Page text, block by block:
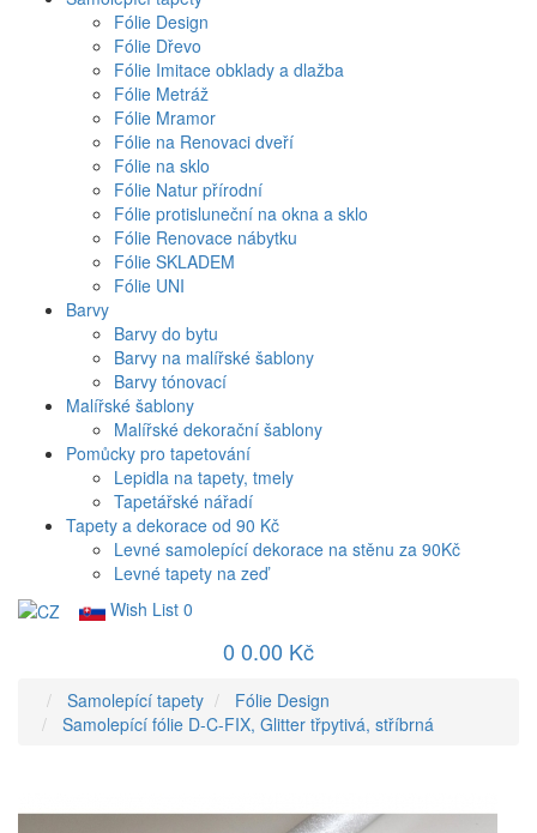
Fólie Design
Fólie Dřevo
Fólie Imitace obklady a dlažba
Fólie Metráž
Fólie Mramor
Fólie na Renovaci dveří
Fólie na sklo
Fólie Natur přírodní
Fólie protisluneční na okna a sklo
Fólie Renovace nábytku
Fólie SKLADEM
Fólie UNI
Barvy
Barvy do bytu
Barvy na malířské šablony
Barvy tónovací
Malířské šablony
Malířské dekorační šablony
Pomůcky pro tapetování
Lepidla na tapety, tmely
Tapetářské nářadí
Tapety a dekorace od 90 Kč
Levné samolepící dekorace na stěnu za 90Kč
Levné tapety na zeď
Wish List 0
0 0.00 Kč
Samolepící tapety
Fólie Design
Samolepící fólie D-C-FIX, Glitter třpytivá, stříbrná